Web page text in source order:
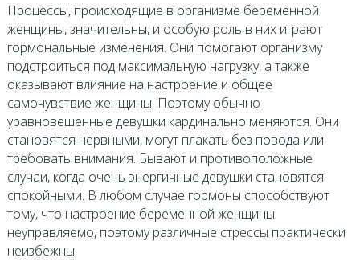
Процессы, происходящие в организме беременной
женщины, значительны, и особую роль в них играют
гормональные изменения. Они помогают организму
подстроиться под максимальную нагрузку, а также
оказывают влияние на настроение и общее
самочувствие женщины. Поэтому обычно
уравновешенные девушки кардинально меняются. Они
становятся нервными, могут плакать без повода или
требовать внимания. Бывают и противоположные
случаи, когда очень энергичные девушки становятся
спокойными. В любом случае гормоны способствуют
тому, что настроение беременной женщины
неуправляемо, поэтому различные стрессы практически
неизбежны.